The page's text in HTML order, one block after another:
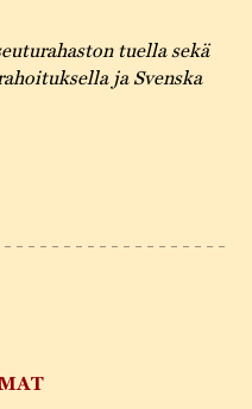
tuella sekä
ja Svenska